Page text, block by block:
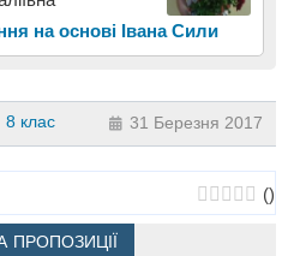
на основі Івана Сили
8 клас 31 Березня 2017
()
ПРОПОЗИЦІЇ